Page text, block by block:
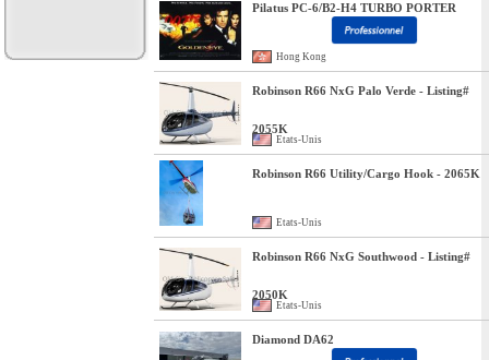
Pilatus PC-6/B2-H4 TURBO PORTER
Hong Kong
Robinson R66 NxG Palo Verde - Listing#
2055K
Etats-Unis
Robinson R66 Utility/Cargo Hook - 2065K
Etats-Unis
Robinson R66 NxG Southwood - Listing#
2050K
Etats-Unis
Diamond DA62